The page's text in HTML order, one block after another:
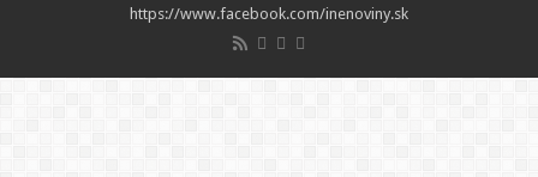
https://www.facebook.com/inenoviny.sk